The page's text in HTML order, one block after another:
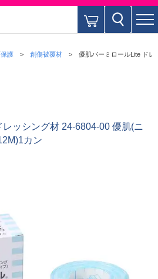
護 創傷被覆材 優肌パーミロールLite ド
ッシング材 24-6804-00 優肌(ニ
カン